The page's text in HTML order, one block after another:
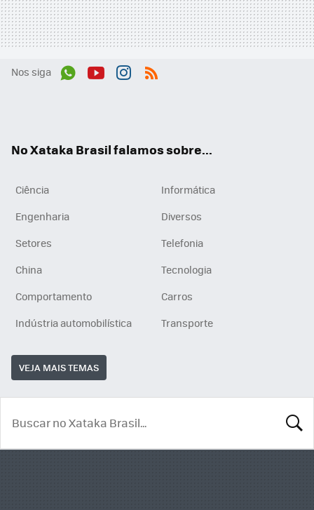
Nos siga
No Xataka Brasil falamos sobre...
Ciência
Informática
Engenharia
Diversos
Setores
Telefonia
China
Tecnologia
Comportamento
Carros
Indústria automobilística
Transporte
VEJA MAIS TEMAS